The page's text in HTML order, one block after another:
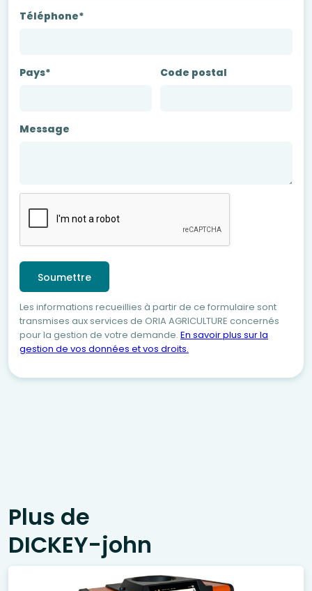
Téléphone*
Pays* Code postal
Message
Les informations recueillies à partir de ce formulaire sont
transmises aux services de ORIA AGRICULTURE concernés
pour la gestion de votre demande. En savoir plus sur la
gestion de vos données et vos droits.
Plus de
DICKEY-john